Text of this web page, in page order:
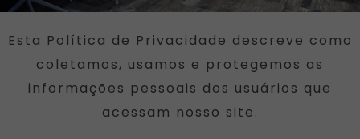
Esta Política de Privacidade descreve como
coletamos, usamos e protegemos as
informações pessoais dos usuários que
acessam nosso site.